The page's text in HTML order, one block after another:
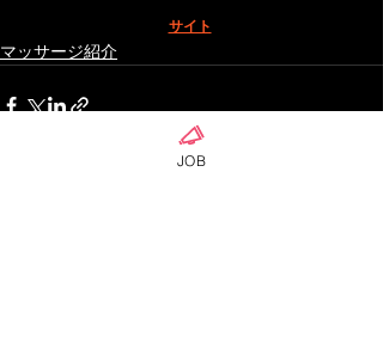
サイト
マッサージ紹介
JOB